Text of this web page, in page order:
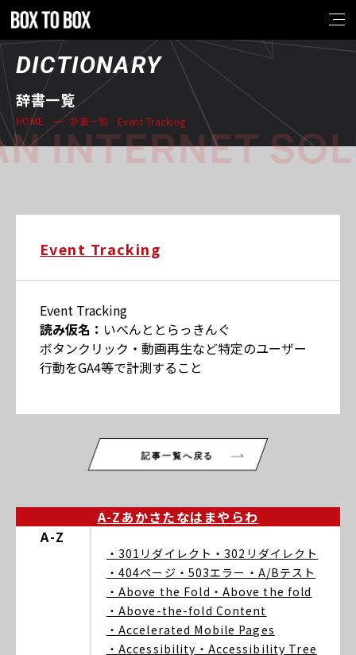
DICTIONARY
辞書一覧
HOME 辞書一覧 Event Tracking
INTERNET
Event Tracking
Event Tracking
読み仮名： いべんととらっきんぐ
ボタンクリック・動画再生など特定のユーザー
行動をGA4等で計測すること
記事一覧へ戻る
A-Zあかさたなは まや らわ
A-Z
・301リダイレクト ・302リダイレクト
・404ページ ・503エラー ・A/Bテスト
・Above the Fold ・Above the fold
・Above-the-fold Content
・Accelerated Mobile Pages
・Accessibility ・Accessibility Tree